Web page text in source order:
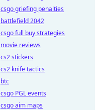
csgo griefing penalties
battlefield 2042
csgo full buy strategies
movie reviews
cs2 stickers
cs2 knife tactics
btc
csgo PGL events
csgo aim maps